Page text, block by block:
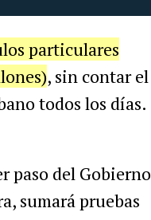
particulares
, sin contar el
todos los días.
paso del Gobierno
sumará pruebas